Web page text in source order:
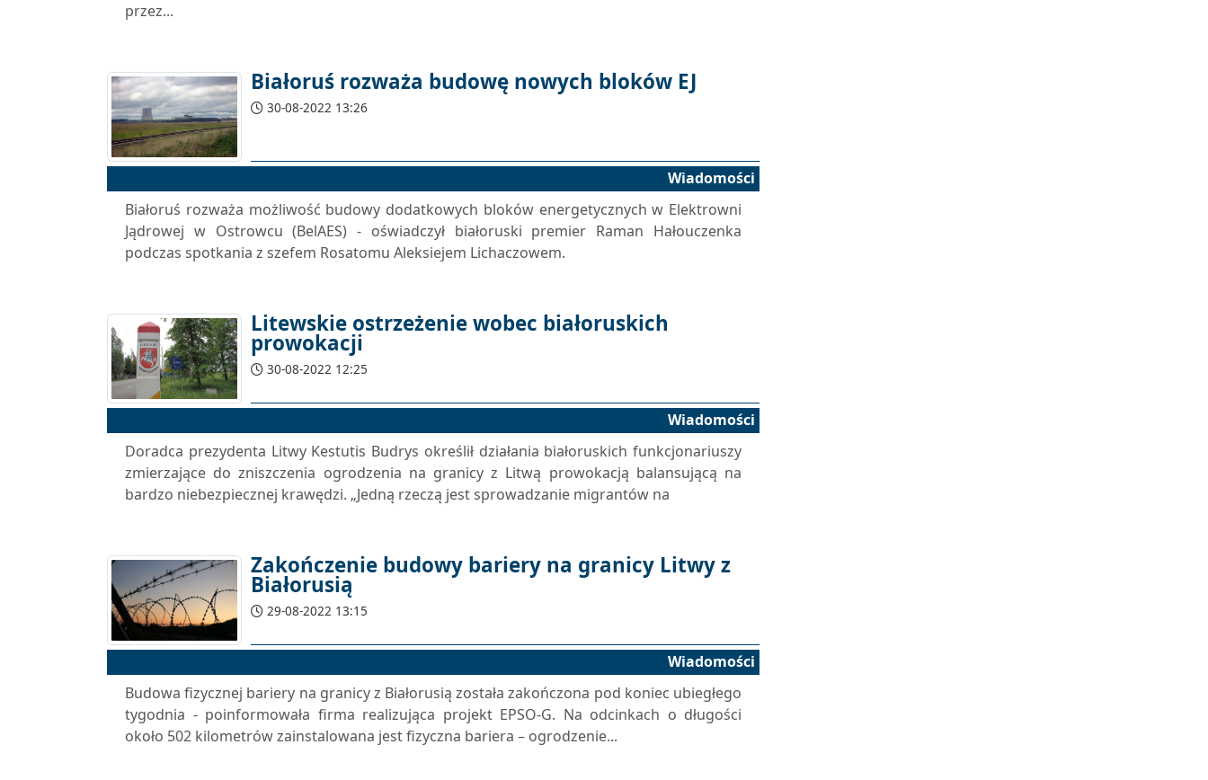
przez...
Białoruś rozważa budowę nowych bloków EJ
30-08-2022 13:26
Wiadomości
Białoruś rozważa możliwość budowy dodatkowych bloków energetycznych w Elektrowni
Jądrowej w Ostrowcu (BelAES) - oświadczył białoruski premier Raman Hałouczenka
podczas spotkania z szefem Rosatomu Aleksiejem Lichaczowem.
Litewskie ostrzeżenie wobec białoruskich
prowokacji
30-08-2022 12:25
Wiadomości
Doradca prezydenta Litwy Kestutis Budrys określił działania białoruskich funkcjonariuszy
zmierzające do zniszczenia ogrodzenia na granicy z Litwą prowokacją balansującą na
bardzo niebezpiecznej krawędzi. „Jedną rzeczą jest sprowadzanie migrantów na
Zakończenie budowy bariery na granicy Litwy z
Białorusią
29-08-2022 13:15
Wiadomości
Budowa fizycznej bariery na granicy z Białorusią została zakończona pod koniec ubiegłego
tygodnia - poinformowała firma realizująca projekt EPSO-G. Na odcinkach o długości
około 502 kilometrów zainstalowana jest fizyczna bariera – ogrodzenie...